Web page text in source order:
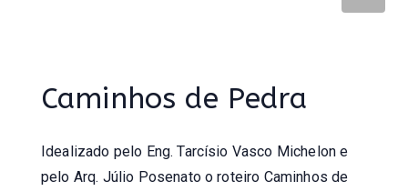
Caminhos de Pedra
Idealizado pelo Eng. Tarcísio Vasco Michelon e
pelo Arq. Júlio Posenato o roteiro Caminhos de